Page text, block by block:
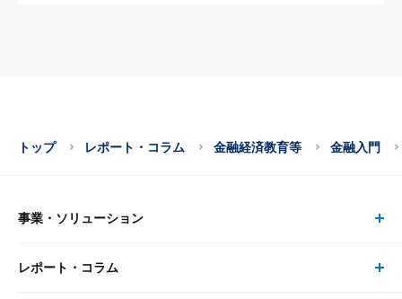
トップ レポート・コラム 金融経済教育等 金融入門
事業・ソリューション
事業・ソリューション トップ
レポート・コラム